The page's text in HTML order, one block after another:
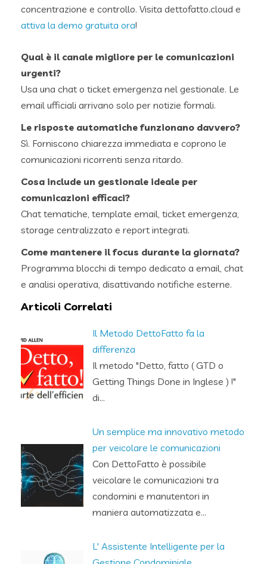
concentrazione e controllo. Visita dettofatto.cloud e
attiva la demo gratuita ora!
Qual è il canale migliore per le comunicazioni
urgenti?
Usa una chat o ticket emergenza nel gestionale. Le
email ufficiali arrivano solo per notizie formali.
Le risposte automatiche funzionano davvero?
Sì. Forniscono chiarezza immediata e coprono le
comunicazioni ricorrenti senza ritardo.
Cosa include un gestionale ideale per
comunicazioni efficaci?
Chat tematiche, template email, ticket emergenza,
storage centralizzato e report integrati.
Come mantenere il focus durante la giornata?
Programma blocchi di tempo dedicato a email, chat
e analisi operativa, disattivando notifiche esterne.
Articoli Correlati
Il Metodo DettoFatto fa la
differenza
Il metodo "Detto, fatto ( GTD o
Getting Things Done in Inglese ) !"
di…
Un semplice ma innovativo metodo
per veicolare le comunicazioni
Con DettoFatto è possibile
veicolare le comunicazioni tra
condomini e manutentori in
maniera automatizzata e…
L' Assistente Intelligente per la